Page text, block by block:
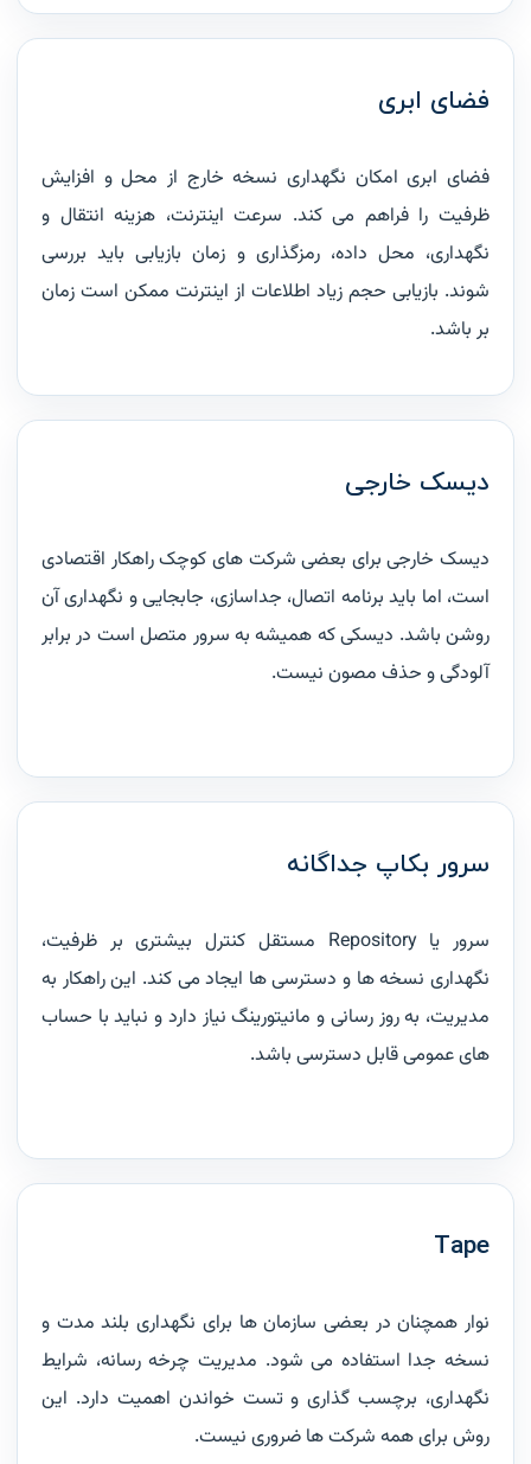
فضای ابری
فضای ابری امکان نگهداری نسخه خارج از محل و افزایش
ظرفیت را فراهم می کند. سرعت اینترنت، هزینه انتقال و
نگهداری، محل داده، رمزگذاری و زمان بازیابی باید بررسی
شوند. بازیابی حجم زیاد اطلاعات از اینترنت ممکن است زمان
بر باشد.
دیسک خارجی
دیسک خارجی برای بعضی شرکت های کوچک راهکار اقتصادی
است، اما باید برنامه اتصال، جداسازی، جابجایی و نگهداری آن
روشن باشد. دیسکی که همیشه به سرور متصل است در برابر
آلودگی و حذف مصون نیست.
سرور بکاپ جداگانه
سرور یا Repository مستقل کنترل بیشتری بر ظرفیت،
نگهداری نسخه ها و دسترسی ها ایجاد می کند. این راهکار به
مدیریت، به روز رسانی و مانیتورینگ نیاز دارد و نباید با حساب
های عمومی قابل دسترسی باشد.
Tape
نوار همچنان در بعضی سازمان ها برای نگهداری بلند مدت و
نسخه جدا استفاده می شود. مدیریت چرخه رسانه، شرایط
نگهداری، برچسب گذاری و تست خواندن اهمیت دارد. این
روش برای همه شرکت ها ضروری نیست.